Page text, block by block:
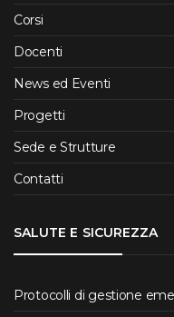
Corsi
Docenti
News ed Eventi
Progetti
Sede e Strutture
Contatti
SALUTE E SICUREZZA
Protocolli di gestione